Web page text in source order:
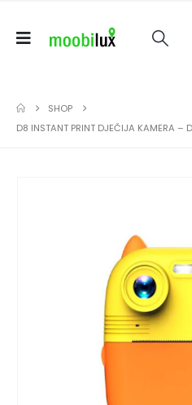
SHOP
D8 INSTANT PRINT DJEČIJA KAMERA –